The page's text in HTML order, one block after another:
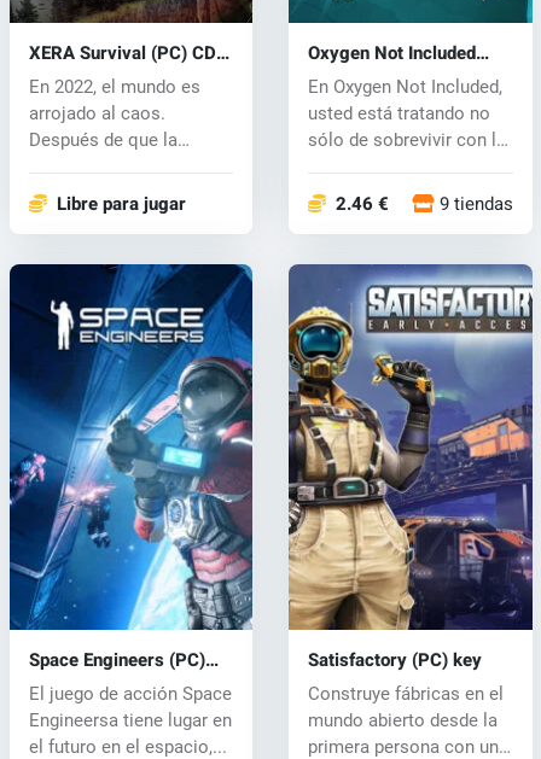
XERA Survival (PC) CD
key
En 2022, el mundo es
arrojado al caos.
Después de que la
Libre para jugar
Oxygen Not Included
(PC) CD key
En Oxygen Not Included,
usted está tratando no
sólo de sobrevivir con la
2.46 € 9 tiendas
Space Engineers (PC)
CD key
El juego de acción Space
Engineersa tiene lugar en
el futuro en el espacio,...
Satisfactory (PC) key
Construye fábricas en el
mundo abierto desde la
primera persona con un